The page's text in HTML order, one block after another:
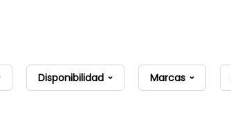
Disponibilidad Marcas